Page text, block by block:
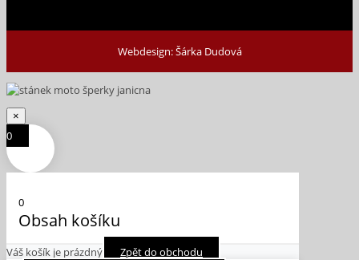
Webdesign: Šárka Dudová
×
0
0
Obsah košíku
Váš košík je prázdný Zpět do obchodu